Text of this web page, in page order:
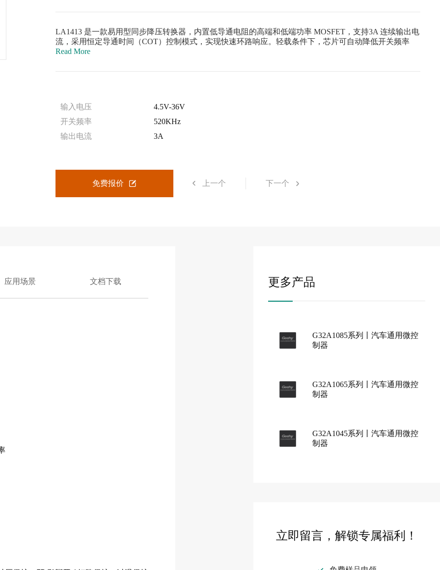
LA1413 是一款易用型同步降压转换器，内置低导通电阻的高端和低端功率 MOSFET，支持3A 连续输出电
流，采用恒定导通时间（COT）控制模式，实现快速环路响应。轻载条件下，芯片可自动降低开关频率
Read More
输入电压
4.5V-36V
开关频率
520KHz
输出电流
3A
免费报价 上一个 下一个
应用场景 文档下载 更多产品
G32A1085系列丨汽车通用微控
制器
G32A1065系列丨汽车通用微控
制器
G32A1045系列丨汽车通用微控
制器
立即留言，解锁专属福利！